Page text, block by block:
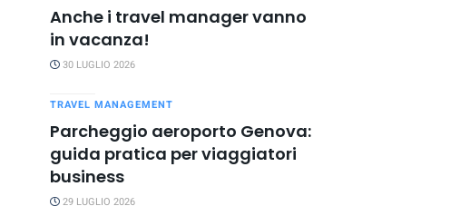
Anche i travel manager vanno
in vacanza!
30 LUGLIO 2026
TRAVEL MANAGEMENT
Parcheggio aeroporto Genova:
guida pratica per viaggiatori
business
29 LUGLIO 2026